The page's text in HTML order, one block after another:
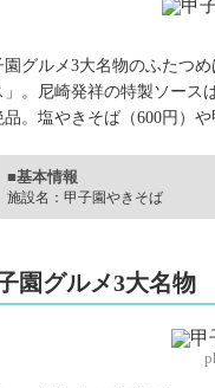
園グルメ3大名物のふたつ
」。尼崎発祥の特製ソース
品。塩やきそば（600円）
■基本情報
施設名：甲子園やきそば
園グルメ3大名物